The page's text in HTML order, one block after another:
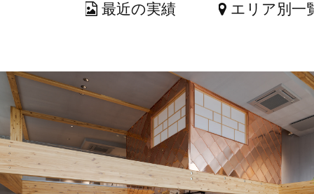
最近の実績 エリア別一